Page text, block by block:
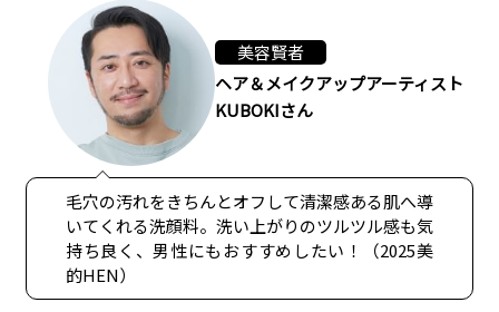
美容賢者
ヘア＆メイクアップアーティスト
KUBOKIさん
毛穴の汚れをきちんとオフして清潔感ある肌へ導
いてくれる洗顔料。洗い上がりのツルツル感も気
持ち良く、男性にもおすすめしたい！（2025美
的HEN）